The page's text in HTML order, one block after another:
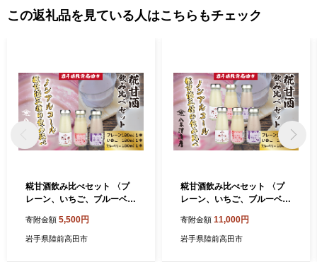
をしていました」等、震災の時だけでなく10年以上経った現在も
品を通して、私たちの想いが全国に、そして海の向こうまで届き
ますように。
この返礼品を見ている人はこちらもチェック
糀甘酒飲み比べセット 〈プ
レーン、いちご、ブルーベリ
ノンアルコール 甘酒 飲み比
べ 人気 冷蔵 岩手 陸前高田
寄附金額 5,500円
岩手県陸前高田市
糀甘酒飲み比べセット 〈プ
レーン、いちご、ブルーベリ
ノンアルコール 甘酒 飲み比
べ 人気 冷蔵 岩手 陸前高田
寄附金額 11,000円
岩手県陸前高田市